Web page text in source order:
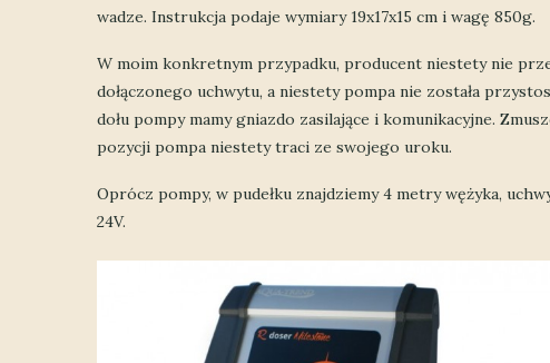
wadze. Instrukcja podaje wymiary 19x17x15 cm i wagę 850g.
W moim konkretnym przypadku, producent niestety nie
dołączonego uchwytu, a niestety pompa nie została
dołu pompy mamy gniazdo zasilające i komunikacyjne.
pozycji pompa niestety traci ze swojego uroku.
Oprócz pompy, w pudełku znajdziemy 4 metry wężyka,
24V.